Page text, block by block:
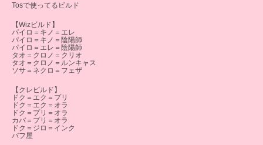
Tosで使ってるビルド
【Wizビルド】
パイロ＝キノ＝エレ
パイロ＝キノ＝陰陽師
パイロ＝エレ＝陰陽師
タオ＝クロノ＝クリオ
タオ＝クロノ＝ルンキャス
ソサ＝ネクロ＝フェザ
【クレビルド】
ドク＝エク＝プリ
ドク＝エク＝オラ
ドク＝プリ＝オラ
カバ＝プリ＝オラ
ドク＝ジロ＝インク
バフ屋